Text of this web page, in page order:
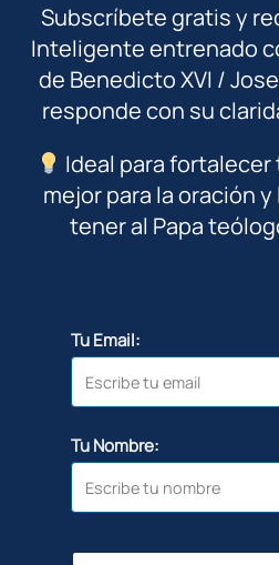
Subscríbete gratis y
Inteligente entrenado
de Benedicto XVI /
responde con su
Ideal para
mejor para la oración
tener al Papa
Tu Email:
Tu Nombre: